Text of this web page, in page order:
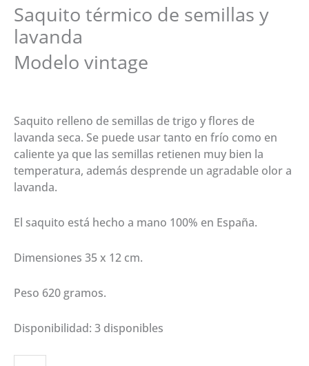
Saquito térmico de semillas y
lavanda
Modelo vintage
Saquito relleno de semillas de trigo y flores de
lavanda seca. Se puede usar tanto en frío como en
caliente ya que las semillas retienen muy bien la
temperatura, además desprende un agradable olor a
lavanda.
El saquito está hecho a mano 100% en España.
Dimensiones 35 x 12 cm.
Peso 620 gramos.
Disponibilidad: 3 disponibles